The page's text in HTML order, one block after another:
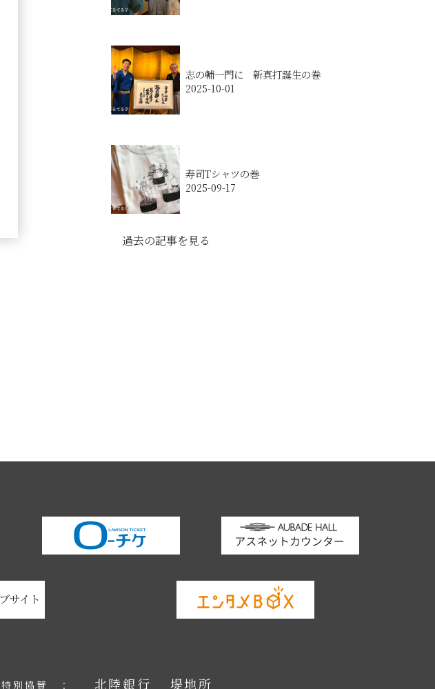
志の輔一門に 新真打誕生の巻
2025-10-01
寿司Tシャツの巻
2025-09-17
過去の記事を見る
特別協賛 ： 北陸銀行 堤地所